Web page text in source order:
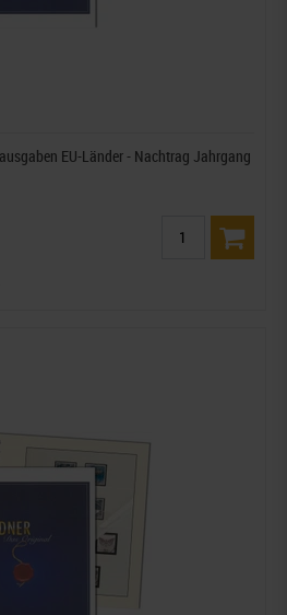
EU-Länder - Nachtrag Jahrgang